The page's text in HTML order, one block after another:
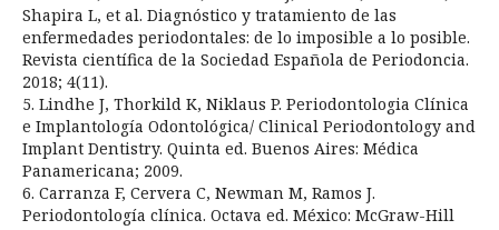
Shapira L, et al. Diagnóstico y tratamiento de las
enfermedades periodontales: de lo imposible a lo posible.
Revista científica de la Sociedad Española de Periodoncia.
2018; 4(11).
5. Lindhe J, Thorkild K, Niklaus P. Periodontologia Clínica
e Implantología Odontológica/ Clinical Periodontology and
Implant Dentistry. Quinta ed. Buenos Aires: Médica
Panamericana; 2009.
6. Carranza F, Cervera C, Newman M, Ramos J.
Periodontología clínica. Octava ed. México: McGraw-Hill